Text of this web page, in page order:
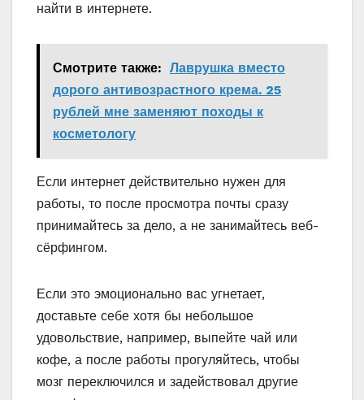
найти в интернете.
Смотрите также: Лаврушка вместо
дорого антивозрастного крема. 25
рублей мне заменяют походы к
косметологу
Если интернет действительно нужен для
работы, то после просмотра почты сразу
принимайтесь за дело, а не занимайтесь веб-
сёрфингом.
Если это эмоционально вас угнетает,
доставьте себе хотя бы небольшое
удовольствие, например, выпейте чай или
кофе, а после работы прогуляйтесь, чтобы
мозг переключился и задействовал другие